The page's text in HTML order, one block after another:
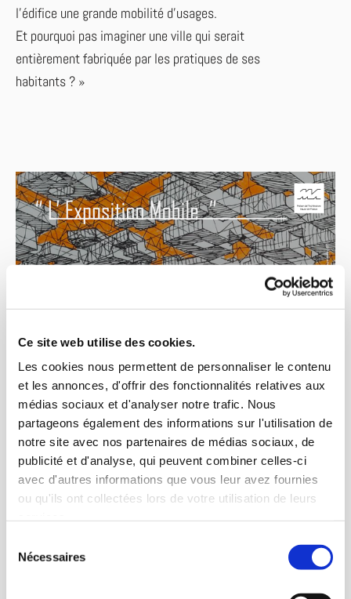
Ce site web utilise des cookies.
Les cookies nous permettent de personnaliser le contenu
et les annonces, d'offrir des fonctionnalités relatives aux
médias sociaux et d'analyser notre trafic. Nous
partageons également des informations sur l'utilisation de
notre site avec nos partenaires de médias sociaux, de
publicité et d'analyse, qui peuvent combiner celles-ci
avec d'autres informations que vous leur avez fournies
ou qu'ils ont collectées lors de votre utilisation de leurs
Nécessaires
l’édifice une grande mobilité d’usages.
Et pourquoi pas imaginer une ville qui serait
entièrement fabriquée par les pratiques de ses
habitants ? »